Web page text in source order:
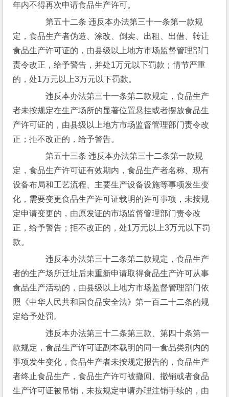
年内不得再次申请食品生产许可。
第五十二条 违反本办法第三十一条第一款规
定，食品生产者伪造、涂改、倒卖、出租、出借、转让
食品生产许可证的，由县级以上地方市场监督管理部门
责令改正，给予警告，并处1万元以下罚款；情节严重
的，处1万元以上3万元以下罚款。
违反本办法第三十一条第二款规定，食品生产
者未按规定在生产场所的显著位置悬挂或者摆放食品生
产许可证的，由县级以上地方市场监督管理部门责令改
正；拒不改正的，给予警告。
第五十三条 违反本办法第三十二条第一款规
定，食品生产许可证有效期内，食品生产者名称、现有
设备布局和工艺流程、主要生产设备设施等事项发生变
化，需要变更食品生产许可证载明的许可事项，未按规
定申请变更的，由原发证的市场监督管理部门责令改
正，给予警告；拒不改正的，处1万元以上3万元以下罚
款。
违反本办法第三十二条第二款规定，食品生产
者的生产场所迁址后未重新申请取得食品生产许可从事
食品生产活动的，由县级以上地方市场监督管理部门依
照《中华人民共和国食品安全法》第一百二十二条的规
定给予处罚。
违反本办法第三十二条第三款、第四十条第一
款规定，食品生产许可证副本载明的同一食品类别内的
事项发生变化，食品生产者未按规定报告的，食品生产
者终止食品生产，食品生产许可被撤回、撤销或者食品
生产许可证被吊销，未按规定申请办理注销手续的，由